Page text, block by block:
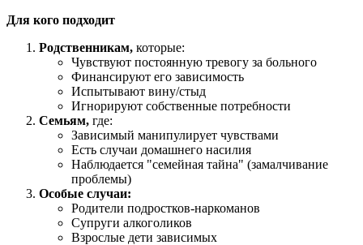
Для кого подходит
Родственникам, которые:
Чувствуют постоянную тревогу за больного
Финансируют его зависимость
Испытывают вину/стыд
Игнорируют собственные потребности
Семьям, где:
Зависимый манипулирует чувствами
Есть случаи домашнего насилия
Наблюдается "семейная тайна" (замалчивание
проблемы)
Особые случаи:
Родители подростков-наркоманов
Супруги алкоголиков
Взрослые дети зависимых